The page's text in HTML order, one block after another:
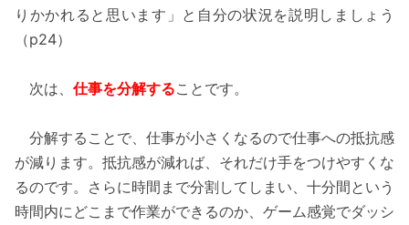
りかかれると思います」と自分の状況を説明しましょう
（p24）
次は、 仕事を分解することです。
分解することで、仕事が小さくなるので仕事への抵抗感
が減ります。抵抗感が減れば、それだけ手をつけやすくな
るのです。さらに時間まで分割してしまい、十分間という
時間内にどこまで作業ができるのか、ゲーム感覚でダッシ